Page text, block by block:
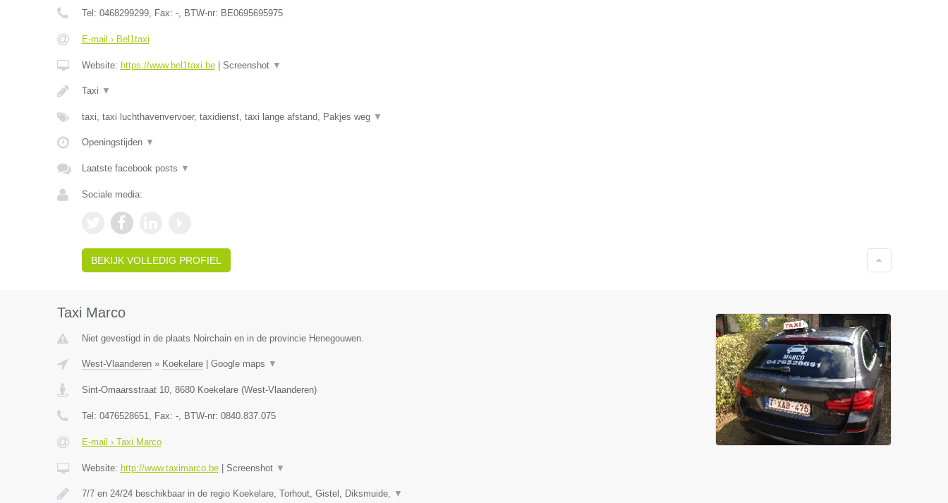
Tel: 0468299299, Fax: -, BTW-nr: BE0695695975
E-mail › Bel1taxi
Website: https://www.bel1taxi.be| Screenshot ▼
Taxi ▼
taxi, taxi luchthavenvervoer, taxidienst, taxi lange afstand, Pakjes weg ▼
Openingstijden ▼
Laatste facebook posts ▼
Sociale media:
BEKIJK VOLLEDIG PROFIEL
Taxi Marco
Niet gevestigd in de plaats Noirchain en in de provincie Henegouwen.
West-Vlaanderen» Koekelare| Google maps ▼
Sint-Omaarsstraat 10, 8680 Koekelare(West-Vlaanderen)
Tel: 0476528651, Fax: -, BTW-nr: 0840.837.075
E-mail › Taxi Marco
Website: http://www.taximarco.be| Screenshot ▼
7/7 en 24/24 beschikbaar in de regio Koekelare, Torhout, Gistel, Diksmuide, ▼